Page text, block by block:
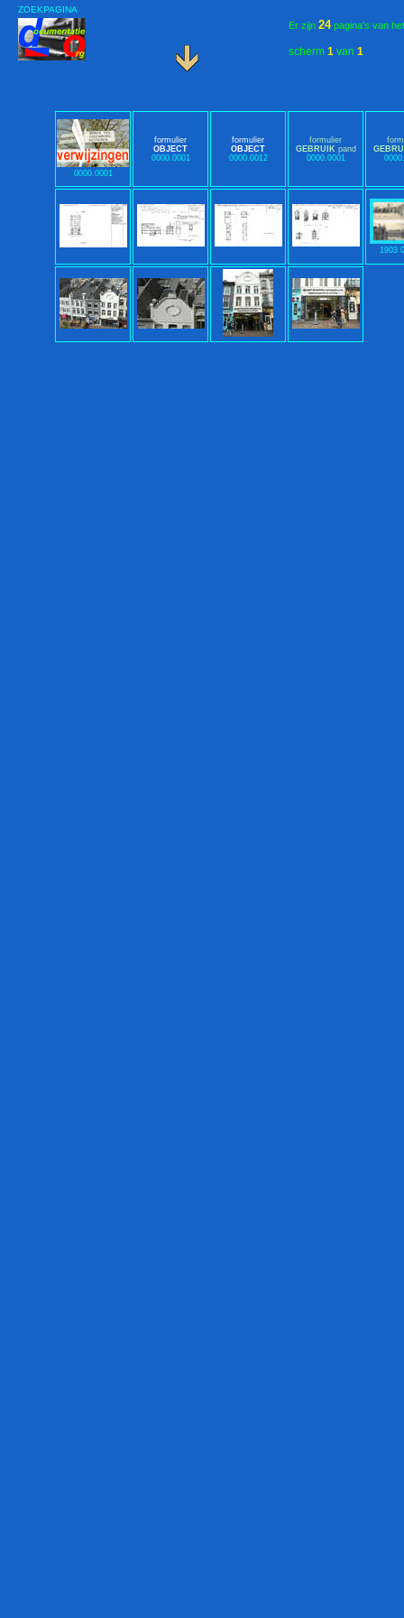
ZOEKPAGINA
Er zijn 24pagina's van
0000.0001
formulier
OBJECT
0000.0001
formulier
OBJECT
0000.0012
formulier
GEBRUIK pand
0000.0001
1903
scherm 1 van 1